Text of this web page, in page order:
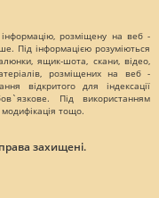
розміщену на веб -
Під інформацією розуміються
ящик-шота, скани, відео,
розміщених на веб -
відкритого для індексації
Під використанням
модифікація тощо.
захищені.